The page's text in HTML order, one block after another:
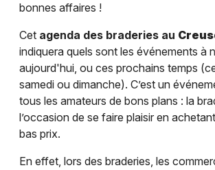
bonnes affaires !
Cet agenda des braderies au
indiquera quels sont les événements à
aujourd'hui, ou ces prochains temps
samedi ou dimanche). C’est un
tous les amateurs de bons plans : la
l’occasion de se faire plaisir en
bas prix.
En effet, lors des braderies, les